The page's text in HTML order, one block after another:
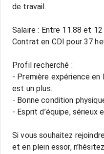
de travail.
Salaire : Entre 11.88 et 12
Contrat en CDI pour 37
Profil recherché :
- Première expérience
est un plus.
- Bonne condition
- Esprit d’équipe, sérieux
Si vous souhaitez
et en plein essor,